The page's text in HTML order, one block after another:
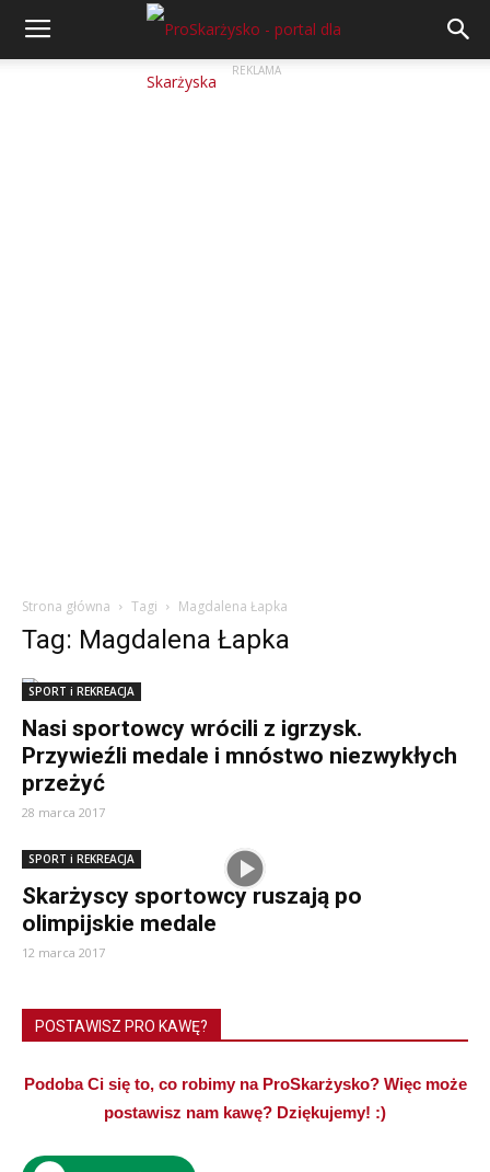
REKLAMA
Strona główna Tagi Magdalena Łapka
Tag: Magdalena Łapka
SPORT i REKREACJA
Nasi sportowcy wrócili z igrzysk.
Przywieźli medale i mnóstwo niezwykłych
przeżyć
28 marca 2017
SPORT i REKREACJA
Skarżyscy sportowcy ruszają po
olimpijskie medale
12 marca 2017
POSTAWISZ PRO KAWĘ?
Podoba Ci się to, co robimy na ProSkarżysko? Więc może
postawisz nam kawę? Dziękujemy! :)